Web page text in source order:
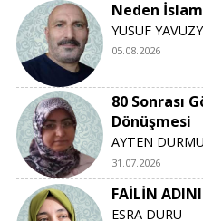
Neden
YUSUF
05.08.2026
80 Sonrası
Dönüşmesi
AYTEN
31.07.2026
FAİLİN
ESRA DURU